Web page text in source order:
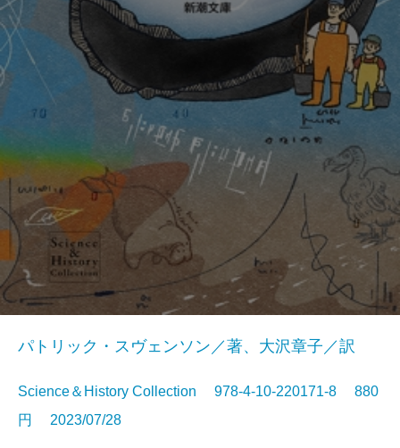
パトリック・スヴェンソン／著、大沢章子／訳
Science＆History Collection 978-4-10-220171-8 880
円 2023/07/28